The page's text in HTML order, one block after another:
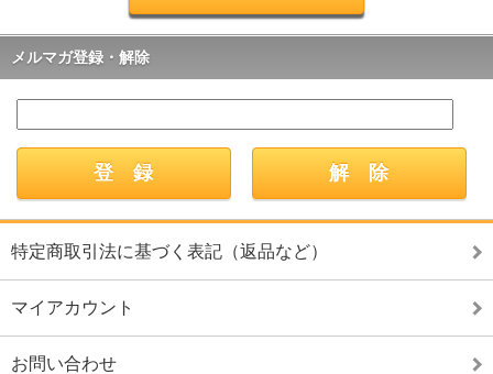
メルマガ登録・解除
特定商取引法に基づく表記（返品など）
マイアカウント
お問い合わせ